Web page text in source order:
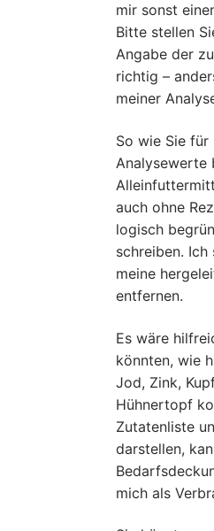
mir sonst
Bitte stellen
Angabe der
richtig –
meiner
So wie Sie für
Analysewerte
auch ohne
logisch
schreiben. Ich
meine
entfernen.
Es wäre
könnten, wie
Jod, Zink,
Hühnertopf
Zutatenliste
darstellen,
mich als